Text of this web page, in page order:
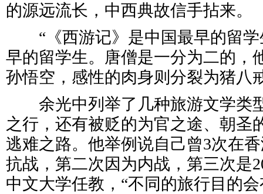
的源远流长，中西典故信手拈来。
“《西游记》是中国最早的留学
早的留学生。唐僧是一分为二的，
孙悟空，感性的肉身则分裂为猪八
余光中列举了几种旅游文学类
之行，还有被贬的为官之途、朝圣
逃难之路。他举例说自己曾3次在
抗战，第二次因为内战，第三次是
中文大学任教，“不同的旅行目的